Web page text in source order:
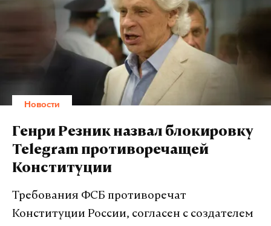
Резник усомнился в том, что доступ спецслужб к
мессенджеру улучшит качество их работы:
«Весьма сомнительно, эти ключи будут
способствовать борьбе с терроризмом, — сказал он.
— Террористы же преследуют цель напугать и
заставить демократические правовые страны
отказаться от тех ценностей, которые определяют
жизнь граждан. По этой причине нужна какая-то
разумность, необходимо подключать голову и
думать, действительно ли получается здесь
какой-то положительный итог».
Новости
Генри Резник назвал блокировку
Telegram противоречащей
Конституции
Требования ФСБ противоречат
Конституции России, согласен с создателем